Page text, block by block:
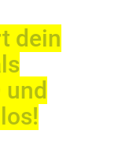
dein
und